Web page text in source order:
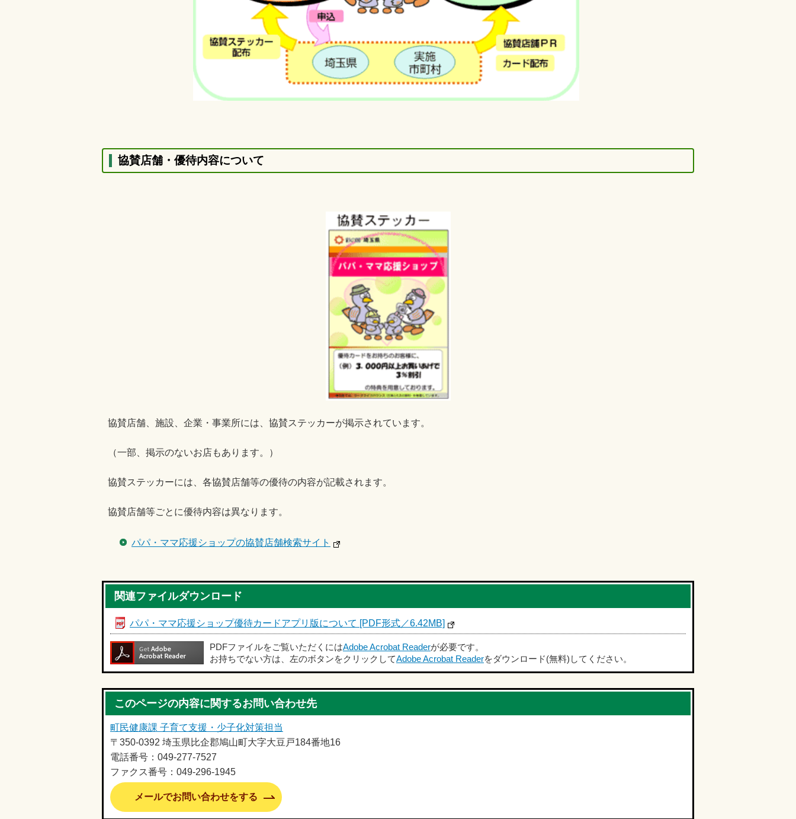
協賛店舗・優待内容について
協賛店舗、施設、企業・事業所には、協賛ステッカーが掲示されています。
（一部、掲示のないお店もあります。）
協賛ステッカーには、各協賛店舗等の優待の内容が記載されます。
協賛店舗等ごとに優待内容は異なります。
パパ・ママ応援ショップの協賛店舗検索サイト
関連ファイルダウンロード
パパ・ママ応援ショップ優待カードアプリ版について [PDF形式／6.42MB]
PDFファイルをご覧いただくにはAdobe Acrobat Readerが必要です。
お持ちでない方は、左のボタンをクリックしてAdobe Acrobat Readerをダウンロード(無料)してください。
このページの内容に関するお問い合わせ先
町民健康課 子育て支援・少子化対策担当
〒350-0392 埼玉県比企郡鳩山町大字大豆戸184番地16
電話番号：049-277-7527
ファクス番号：049-296-1945
メールでお問い合わせをする